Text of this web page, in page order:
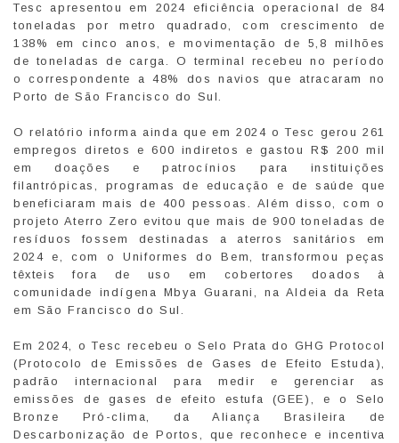
Tesc apresentou em 2024 eficiência operacional de 84
toneladas por metro quadrado, com crescimento de
138% em cinco anos, e movimentação de 5,8 milhões
de toneladas de carga. O terminal recebeu no período
o correspondente a 48% dos navios que atracaram no
Porto de São Francisco do Sul.
O relatório informa ainda que em 2024 o Tesc gerou 261
empregos diretos e 600 indiretos e gastou R$ 200 mil
em doações e patrocínios para instituições
filantrópicas, programas de educação e de saúde que
beneficiaram mais de 400 pessoas. Além disso, com o
projeto Aterro Zero evitou que mais de 900 toneladas de
resíduos fossem destinadas a aterros sanitários em
2024 e, com o Uniformes do Bem, transformou peças
têxteis fora de uso em cobertores doados à
comunidade indígena Mbya Guarani, na Aldeia da Reta
em São Francisco do Sul.
Em 2024, o Tesc recebeu o Selo Prata do GHG Protocol
(Protocolo de Emissões de Gases de Efeito Estuda),
padrão internacional para medir e gerenciar as
emissões de gases de efeito estufa (GEE), e o Selo
Bronze Pró-clima, da Aliança Brasileira de
Descarbonização de Portos, que reconhece e incentiva